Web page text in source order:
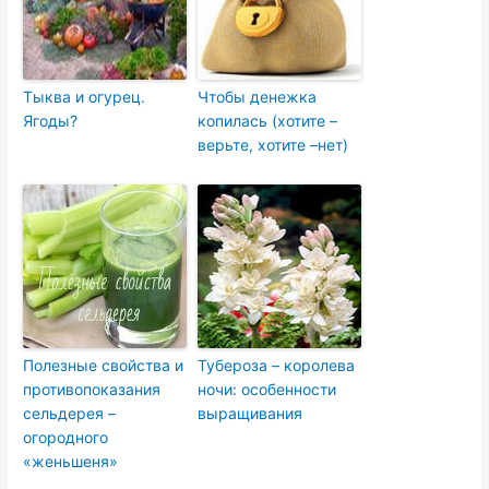
Тыква и огурец.
Ягоды?
Чтобы денежка
копилась (хотите –
верьте, хотите –нет)
Полезные свойства и
противопоказания
сельдерея –
огородного
«женьшеня»
Тубероза – королева
ночи: особенности
выращивания